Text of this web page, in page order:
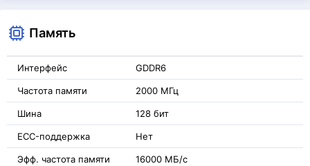
Память
Интерфейс GDDR6
Частота памяти 2000 МГц
Шина 128 бит
ECC-поддержка Нет
Эфф. частота памяти 16000 МБ/с